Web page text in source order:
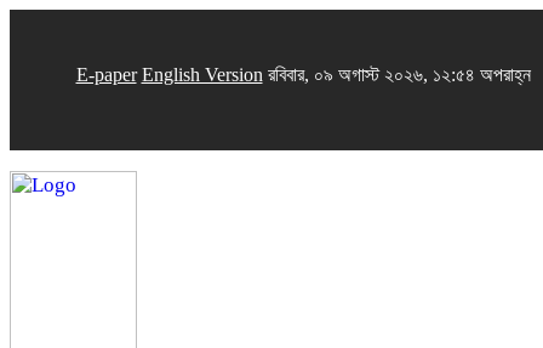
E-paper English Version রবিবার, ০৯ অগাস্ট ২০২৬, ১২:৫৪ অপরাহ্ন